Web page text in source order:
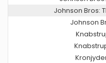
Johnson Bros:
Johnson